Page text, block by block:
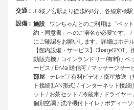
交通： JR桜ノ宮駅より徒歩約8分、各線京橋
設備： 施設
ワンちゃんとのご利用は「ペッ
約・同意書」へのご署名が必要です。
にご確認をお願いします。詳細はホテ
【館内設備・サービス】ChargeSPOT
動販売機 / コインランドリー(有料) / ペ
ービス / E-Mail送信可 / マッサージサー
部屋
テレビ / 有料ビデオ / 衛星放送
ト接続(LAN形式) / インターネット接続
ット / お茶セット / 冷蔵庫 / ドライヤ
個別空調 / 洗浄機付トイレ / ボディー